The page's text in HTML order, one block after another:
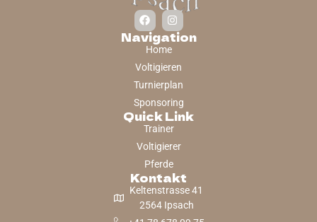
Navigation
Home
Voltigieren
Turnierplan
Sponsoring
Quick Link
Trainer
Voltigierer
Pferde
Kontakt
Keltenstrasse 41
2564 Ipsach